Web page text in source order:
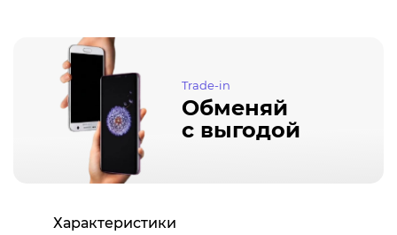
Trade-in
Обменяй
с выгодой
Характеристики